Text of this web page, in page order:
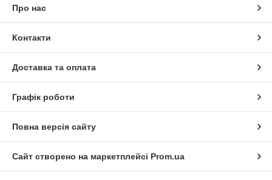
Про нас
Контакти
Доставка та оплата
Графік роботи
Повна версія сайту
Сайт створено на маркетплейсі Prom.ua